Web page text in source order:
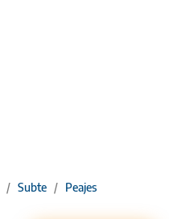
/ Subte / Peajes